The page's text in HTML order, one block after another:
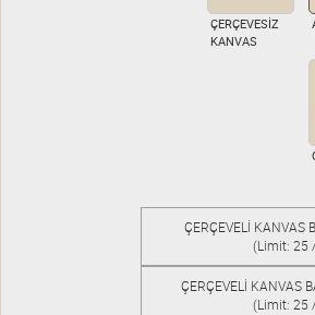
ÇERÇEVESİZ
KANVAS
ÇERÇEVELİ KANVAS
(Limit: 25
ÇERÇEVELİ KANVAS
(Limit: 25